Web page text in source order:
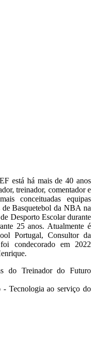
está há mais de 40 anos
treinador, comentador e
conceituadas equipas
de Basquetebol da NBA na
Desporto Escolar durante
25 anos. Atualmente é
Portugal, Consultor da
condecorado em 2022
do Treinador do Futuro
- Tecnologia ao serviço do